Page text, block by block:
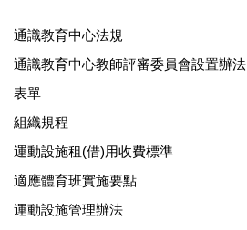
通識教育中心法規
通識教育中心教師評審委員會設置辦法
表單
組織規程
運動設施租(借)用收費標準
適應體育班實施要點
運動設施管理辦法